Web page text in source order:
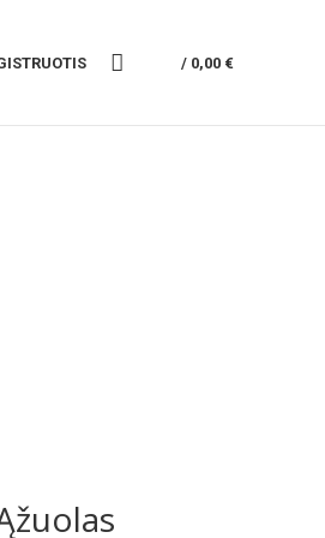
/ 0,00 €